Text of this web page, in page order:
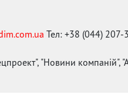
Тел: +38 (044)
"Новини компаній",